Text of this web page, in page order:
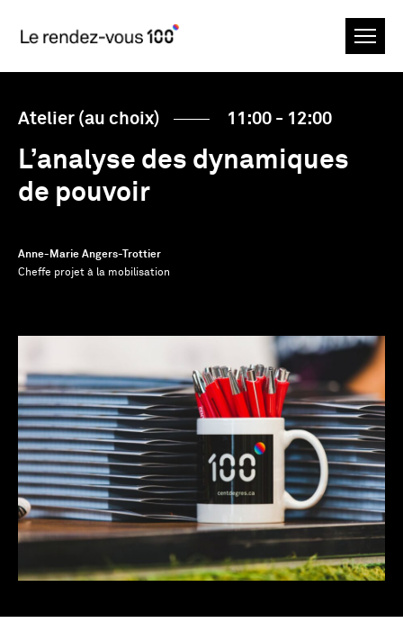
Atelier (au choix) 11:00 - 12:00
L’analyse des dynamiques
de pouvoir
Anne-Marie Angers-Trottier
Cheffe projet à la mobilisation